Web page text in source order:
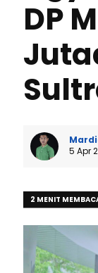
DP
5 Apr
2 MENIT